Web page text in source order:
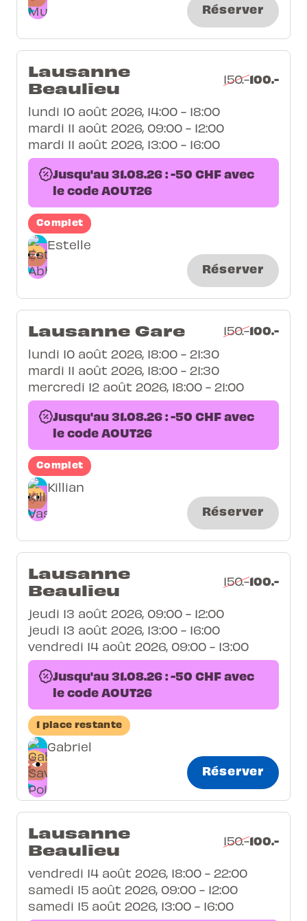
Réserver
Lausanne
Beaulieu
150.-100.-
lundi 10 août 2026, 14:00 - 18:00
mardi 11 août 2026, 09:00 - 12:00
mardi 11 août 2026, 13:00 - 16:00
Jusqu'au 31.08.26 : -50 CHF avec
le code AOUT26
Complet
Estelle
Réserver
Lausanne Gare 150.-100.-
lundi 10 août 2026, 18:00 - 21:30
mardi 11 août 2026, 18:00 - 21:30
mercredi 12 août 2026, 18:00 - 21:00
Jusqu'au 31.08.26 : -50 CHF avec
le code AOUT26
Complet
Killian
Réserver
Lausanne
Beaulieu
150.-100.-
jeudi 13 août 2026, 09:00 - 12:00
jeudi 13 août 2026, 13:00 - 16:00
vendredi 14 août 2026, 09:00 - 13:00
Jusqu'au 31.08.26 : -50 CHF avec
le code AOUT26
1 place restante
Gabriel
Réserver
Lausanne
Beaulieu
150.-100.-
vendredi 14 août 2026, 18:00 - 22:00
samedi 15 août 2026, 09:00 - 12:00
samedi 15 août 2026, 13:00 - 16:00